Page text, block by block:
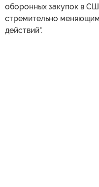
оборонных закупок в
стремительно
действий".